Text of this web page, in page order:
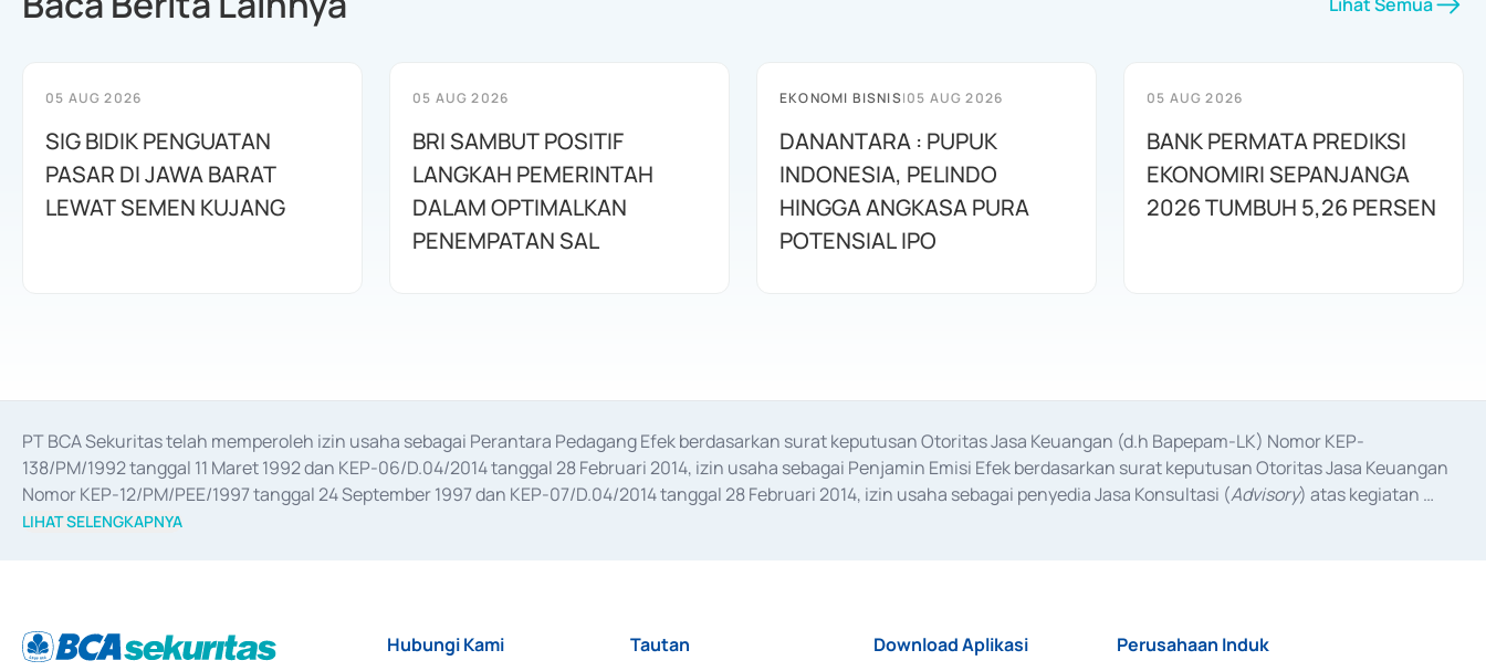
05 AUG 2026
SIG BIDIK PENGUATAN
PASAR DI JAWA BARAT
LEWAT SEMEN KUJANG
05 AUG 2026
BRI SAMBUT POSITIF
LANGKAH PEMERINTAH
DALAM OPTIMALKAN
PENEMPATAN SAL
EKONOMI BISNIS|05 AUG 2026
DANANTARA : PUPUK
INDONESIA, PELINDO
HINGGA ANGKASA PURA
POTENSIAL IPO
05 AUG 2026
BANK PERMATA PREDIKSI
EKONOMIRI SEPANJANGA
2026 TUMBUH 5,26 PERSEN
PT BCA Sekuritas telah memperoleh izin usaha sebagai Perantara Pedagang Efek berdasarkan surat keputusan Otoritas Jasa Keuangan (d.h Bapepam-LK) Nomor KEP-
138/PM/1992 tanggal 11 Maret 1992 dan KEP-06/D.04/2014 tanggal 28 Februari 2014, izin usaha sebagai Penjamin Emisi Efek berdasarkan surat keputusan Otoritas Jasa Keuangan
Nomor KEP-12/PM/PEE/1997 tanggal 24 September 1997 dan KEP-07/D.04/2014 tanggal 28 Februari 2014, izin usaha sebagai penyedia Jasa Konsultasi (Advisory) atas kegiatan
merger, akuisisi, divestasi, dan
LIHAT SELENGKAPNYA
Hubungi Kami Tautan Download Aplikasi Perusahaan Induk